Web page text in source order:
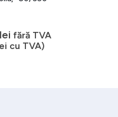
lei fără TVA
cu TVA)